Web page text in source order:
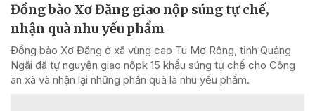
Đồng bào Xơ Đăng giao nộp súng tự chế,
nhận quà nhu yếu phẩm
Đồng bào Xơ Đăng ở xã vùng cao Tu Mơ Rông, tỉnh Quảng
Ngãi đã tự nguyện giao nôpk 15 khẩu súng tự chế cho Công
an xã và nhận lại những phần quà là nhu yếu phẩm.